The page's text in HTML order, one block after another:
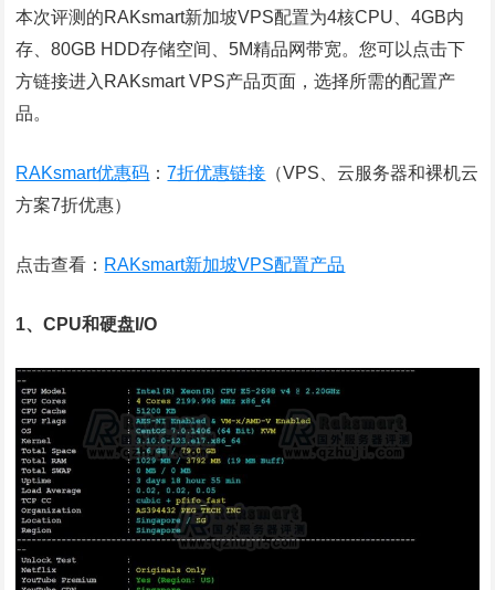
本次评测的RAKsmart新加坡VPS配置为4核CPU、4GB内
存、80GB HDD存储空间、5M精品网带宽。您可以点击下
方链接进入RAKsmart VPS产品页面，选择所需的配置产
品。
RAKsmart优惠码 ：7折优惠链接 （VPS、云服务器和裸机云
方案7折优惠）
点击查看： RAKsmart新加坡VPS配置产品
1、CPU和硬盘I/O